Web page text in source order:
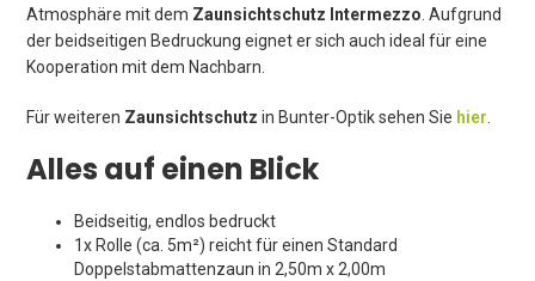
Atmosphäre mit dem Zaunsichtschutz Intermezzo . Aufgrund
der beidseitigen Bedruckung eignet er sich auch ideal für eine
Kooperation mit dem Nachbarn.
Für weiteren Zaunsichtschutz in Bunter-Optik sehen Sie hier
Alles auf einen Blick
Beidseitig, endlos bedruckt
1x Rolle (ca. 5m²) reicht für einen Standard
Doppelstabmattenzaun in 2,50m x 2,00m